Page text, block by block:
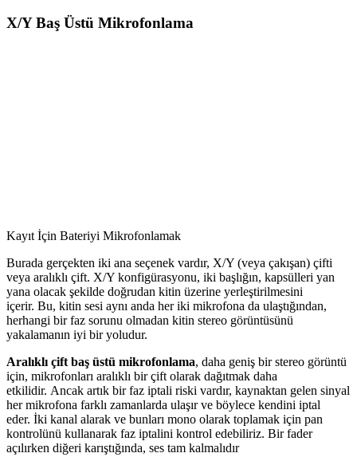
X/Y Baş Üstü Mikrofonlama
Kayıt İçin Bateriyi Mikrofonlamak
Burada gerçekten iki ana seçenek vardır, X/Y (veya çakışan) çifti
veya aralıklı çift. X/Y konfigürasyonu, iki başlığın, kapsülleri yan
yana olacak şekilde doğrudan kitin üzerine yerleştirilmesini
içerir. Bu, kitin sesi aynı anda her iki mikrofona da ulaştığından,
herhangi bir faz sorunu olmadan kitin stereo görüntüsünü
yakalamanın iyi bir yoludur.
Aralıklı çift baş üstü mikrofonlama, daha geniş bir stereo görüntü
için, mikrofonları aralıklı bir çift olarak dağıtmak daha
etkilidir. Ancak artık bir faz iptali riski vardır, kaynaktan gelen sinyal
her mikrofona farklı zamanlarda ulaşır ve böylece kendini iptal
eder. İki kanal alarak ve bunları mono olarak toplamak için pan
kontrolünü kullanarak faz iptalini kontrol edebiliriz. Bir fader
açılırken diğeri karıştığında, ses tam kalmalıdır